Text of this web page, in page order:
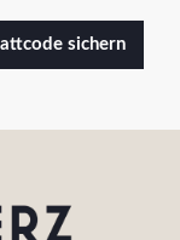
sichern